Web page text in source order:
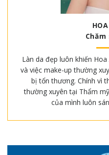
Làn da đẹp luôn khiến
và việc make-up thường
bị tổn thương. Chính vì
thường xuyên tại Thẩm
của mình luôn